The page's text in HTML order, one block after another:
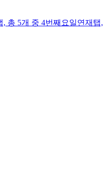
, 총 5개 중 4번째 요일연재 탭,